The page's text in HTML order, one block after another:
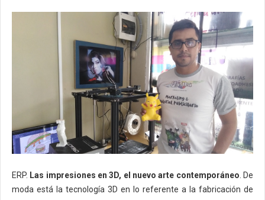
ERP. Las impresiones en 3D, el nuevo arte contemporáneo . De
moda está la tecnología 3D en lo referente a la fabricación de